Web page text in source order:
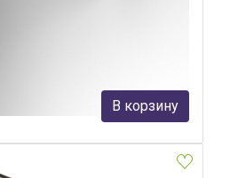
В корзину